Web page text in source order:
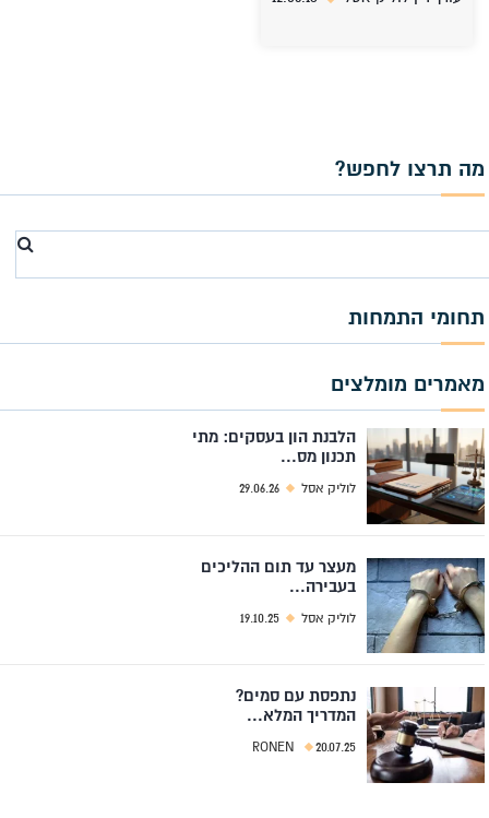
מה תרצו לחפש?
Search
תחומי התמחות
מאמרים מומלצים
הלבנת הון בעסקים: מתי
תכנון מס...
לוליק אסל 29.06.26
מעצר עד תום ההליכים
בעבירה...
לוליק אסל 19.10.25
נתפסת עם סמים?
המדריך המלא...
RONEN 20.07.25